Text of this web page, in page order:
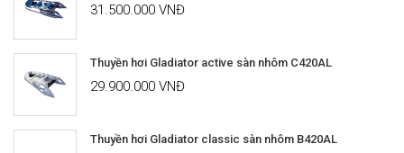
31.500.000 VNĐ
Thuyền hơi Gladiator active sàn nhôm C420AL
29.900.000 VNĐ
Thuyền hơi Gladiator classic sàn nhôm B420AL